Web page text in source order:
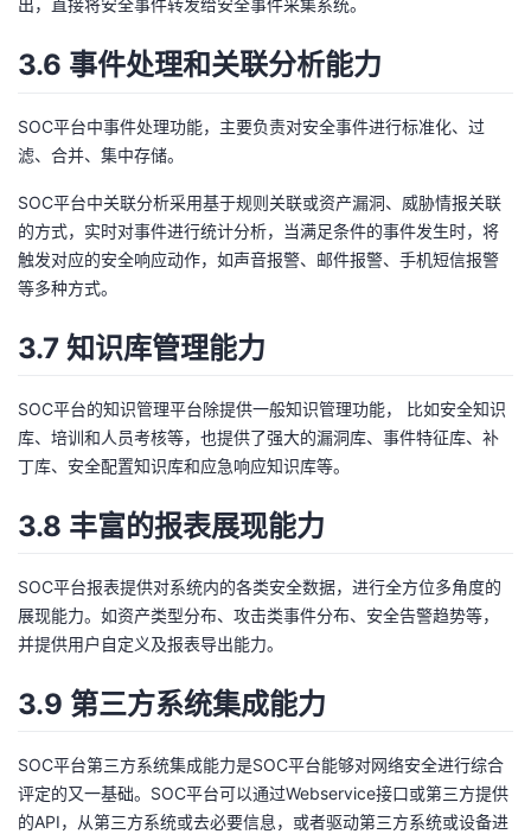
出，直接将安全事件转发给安全事件采集系统。
3.6 事件处理和关联分析能力
SOC平台中事件处理功能，主要负责对安全事件进行标准化、过
滤、合并、集中存储。
SOC平台中关联分析采用基于规则关联或资产漏洞、威胁情报关联
的方式，实时对事件进行统计分析，当满足条件的事件发生时，将
触发对应的安全响应动作，如声音报警、邮件报警、手机短信报警
等多种方式。
3.7 知识库管理能力
SOC平台的知识管理平台除提供一般知识管理功能， 比如安全知识
库、培训和人员考核等，也提供了强大的漏洞库、事件特征库、补
丁库、安全配置知识库和应急响应知识库等。
3.8 丰富的报表展现能力
SOC平台报表提供对系统内的各类安全数据，进行全方位多角度的
展现能力。如资产类型分布、攻击类事件分布、安全告警趋势等，
并提供用户自定义及报表导出能力。
3.9 第三方系统集成能力
SOC平台第三方系统集成能力是SOC平台能够对网络安全进行综合
评定的又一基础。SOC平台可以通过Webservice接口或第三方提供
的API，从第三方系统或去必要信息，或者驱动第三方系统或设备进